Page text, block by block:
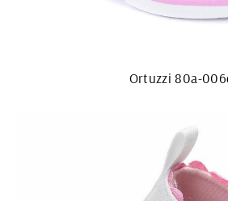
Ortuzzi 80a-